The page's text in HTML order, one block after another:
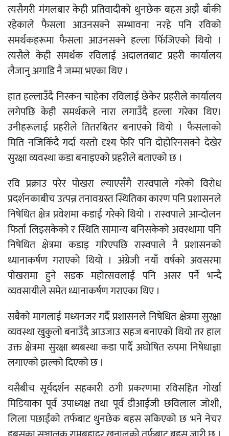
त्यसैगरी मंगलबार केही प्रतिवादीको थुनछेक बहस अझै बाँकी
रहेकाले फैसला आउनसक्ने सम्भावना नरहे पनि रविको
समर्थकहरूमा फैसला आउनसक्ने हल्ला फिँजिएको थियो ।
त्यसैले केही समर्थक रविलाई अदालतबाट प्रहरी कार्यालय
लैजानु अगाडि नै जम्मा भएका थिए ।
हात हल्लाउँदै निस्कन चाहेका रविलाई छेकेर प्रहरीले कार्यालय
लगेपछि केही समर्थकले नारा लगाउँदै हल्ला गरेका थिए।
उनीहरूलाई प्रहरीले तितरबितर बनाएको थियो । फैसलाको
मिति नजिकिँदै गर्दा यस्तो दृश्य फेरि पनि दोहोरिनसक्ने देखेर
सुरक्षा व्यवस्था कडा बनाइएको प्रहरीले बताएको छ ।
रवि प्रक्राउ परेर पोखरा ल्याएसँगै रास्वपाले गरेको विरोध
प्रदर्शनकाबीच उत्पन्न तनावग्रस्त स्थितिका कारण पनि प्रशासनले
निषेधित क्षेत्र प्रवेशमा कडाई गरेको थियो । रास्वपाले आन्दोलन
फिर्ता लिइसकेको र स्थिति सामान्य बनिसकेको अवस्थामा पनि
निषेधित क्षेत्रमा कडाइ गरिएपछि रास्वपाले नै प्रशासनको
ध्यानाकर्षण गराएको थियो । अंग्रेजी नयाँ वर्षको अवसरमा
पोखरामा हुने सडक महोत्सवलाई पनि असर पर्ने भन्दै
व्यवसायीले समेत ध्यानाकर्षण गराएका थिए ।
सबैको मागलाई मध्यनजर गर्दै प्रशासनले निषेधित क्षेत्रमा सुरक्षा
व्यवस्था खुकुलो बनाउँदै आउजाउ सहज बनाएको थियो तर हाल
उक्त क्षेत्रमा सुरक्षा ब्यबस्था कडा पार्दै अघोषित रुपमा निषेधाज्ञा
लगाएको झल्को दिएको छ ।
यसैबीच सूर्यदर्शन सहकारी ठगी प्रकरणमा रविसहित गोर्खा
मिडियाका पूर्व उपाध्यक्ष तथा पूर्व डीआईजी छविलाल जोशी,
लिला पछाईंको तर्फबाट थुनछेक बहस सकिएको छ भने नेचर